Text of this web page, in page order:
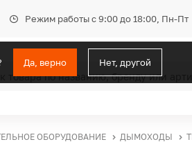
Режим работы с 9:00 до 18:00, Пн-Пт
Да, верно Нет, другой
ОБОРУДОВАНИЕ ДЫМОХОДЫ